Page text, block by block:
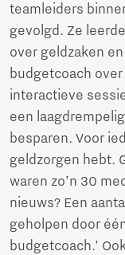
teamleiders
gevolgd. Ze
over geldzaken
budgetcoach
interactieve
een
besparen. Voor
geldzorgen hebt.
waren zo’n 30
nieuws? Een
geholpen door
budgetcoach.’